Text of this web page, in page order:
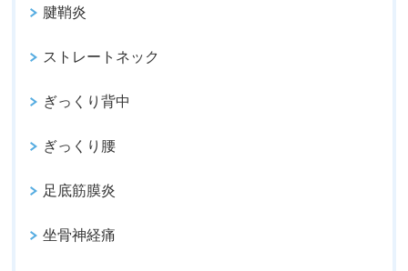
腱鞘炎
ストレートネック
ぎっくり背中
ぎっくり腰
足底筋膜炎
坐骨神経痛